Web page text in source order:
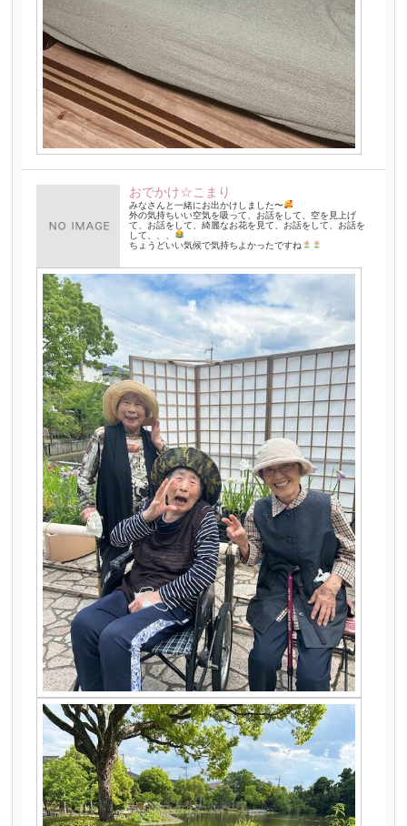
おでかけ☆こまり
みなさんと一緒にお出かけしました〜
外の気持ちいい空気を吸って、お話をして、空を見上げ
て、お話をして、綺麗なお花を見て、お話をして、お話を
して、、、
ちょうどいい気候で気持ちよかったですね